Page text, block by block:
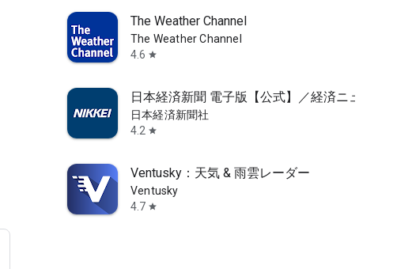
The Weather Channel
The Weather Channel
4.6 star
日本経済新聞 電子版【公式】／経済ニュースア
日本経済新聞社
4.2 star
Ventusky：天気 & 雨雲レーダー
Ventusky
4.7 star